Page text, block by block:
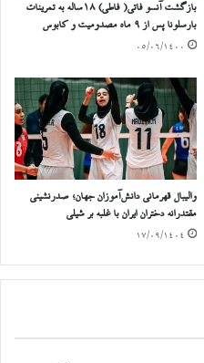
بازگشت آنسو فاتی( فاطی) ۱۸ساله به تمرینات
بارسلونا پس از ۹ ماه مصدومیت و کابوس
۰۵/۰۶/۱۴۰۰
والیبال قهرمانی دانش‌آموزان جهان؛ صدرنشینی
مقتدرانه دختران ایران با غلبه بر شیلی
۱۷/۰۹/۱۴۰۴